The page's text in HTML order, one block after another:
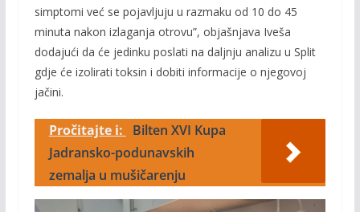
simptomi već se pojavljuju u razmaku od 10 do 45
minuta nakon izlaganja otrovu”, objašnjava Iveša
dodajući da će jedinku poslati na daljnju analizu u Split
gdje će izolirati toksin i dobiti informacije o njegovoj
jačini.
Pročitajte i:
Bilten XVI Kupa
Jadransko-podunavskih
zemalja u mušičarenju